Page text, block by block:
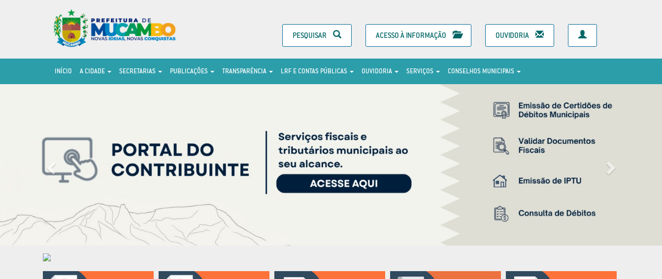
PESQUISAR ACESSO À INFORMAÇÃO OUVIDORIA
INÍCIO A CIDADE SECRETARIAS PUBLICAÇÕES TRANSPARÊNCIA LRF E CONTAS PÚBLICAS OUVIDORIA SERVIÇOS CONSELHOS MUNICIPAIS